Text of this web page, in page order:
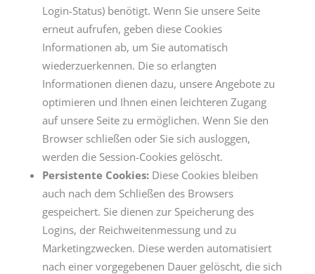
Login-Status) benötigt. Wenn Sie unsere Seite
erneut aufrufen, geben diese Cookies
Informationen ab, um Sie automatisch
wiederzuerkennen. Die so erlangten
Informationen dienen dazu, unsere Angebote zu
optimieren und Ihnen einen leichteren Zugang
auf unsere Seite zu ermöglichen. Wenn Sie den
Browser schließen oder Sie sich ausloggen,
werden die Session-Cookies gelöscht.
Persistente Cookies:Diese Cookies bleiben
auch nach dem Schließen des Browsers
gespeichert. Sie dienen zur Speicherung des
Logins, der Reichweitenmessung und zu
Marketingzwecken. Diese werden automatisiert
nach einer vorgegebenen Dauer gelöscht, die sich